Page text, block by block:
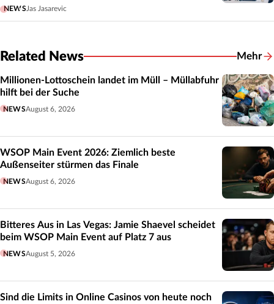
NEWS Jas Jasarevic
Related News Mehr
Millionen-Lottoschein landet im Müll – Müllabfuhr
hilft bei der Suche
NEWSAugust 6, 2026
WSOP Main Event 2026: Ziemlich beste
Außenseiter stürmen das Finale
NEWSAugust 6, 2026
Bitteres Aus in Las Vegas: Jamie Shaevel scheidet
beim WSOP Main Event auf Platz 7 aus
NEWSAugust 5, 2026
Sind die Limits in Online Casinos von heute noch